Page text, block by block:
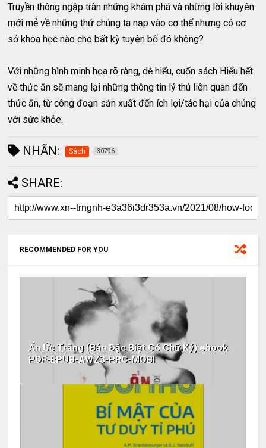
Truyền thông ngập tràn những khám phá và những lời khuyên
mới mẻ về những thứ chúng ta nạp vào cơ thể nhưng có cơ
sở khoa học nào cho bất kỳ tuyên bố đó không?
Với những hình minh họa rõ ràng, dễ hiểu, cuốn sách Hiểu hết
về thức ăn sẽ mang lại những thông tin lý thú liên quan đến
thức ăn, từ công đoạn sản xuất đến ích lợi/tác hại của chúng
với sức khỏe.
NHÃN: Sách 30796
SHARE:
RECOMMENDED FOR YOU
Ẩn Ức Trắng (Bản Đặc Biệt Có Chữ Ký) ebook
PDF-EPUB-AWZ3-PRC-MOBI